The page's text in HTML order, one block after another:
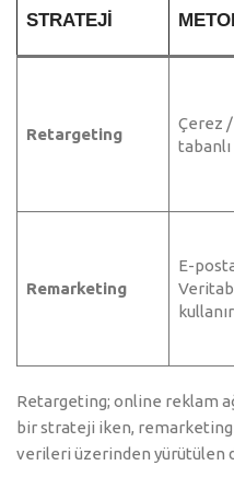
STRATEJI
Retargeting
Çerez
Remarketing
E-
kullanır
Retargeting; online reklam
bir strateji iken, remarketing
verileri üzerinden yürütülen